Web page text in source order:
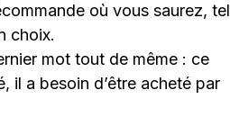
où vous saurez, tel
choix.
mot tout de même : ce
il a besoin d’être acheté par